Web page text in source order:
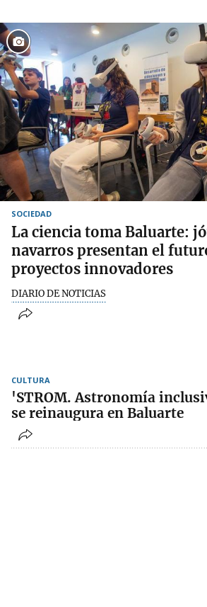
SOCIEDAD
La ciencia toma Baluarte:
navarros presentan el
proyectos innovadores
DIARIO DE NOTICIAS
CULTURA
'STROM. Astronomía
se reinaugura en Baluarte